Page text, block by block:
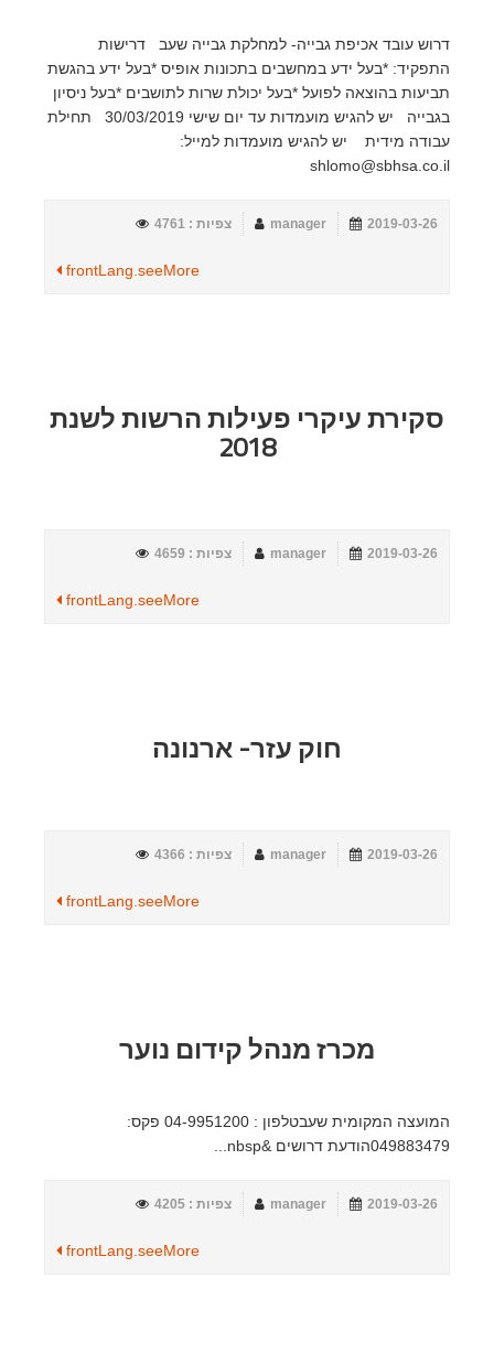
דרוש עובד אכיפת גבייה- למחלקת גבייה שעב דרישות
התפקיד: *בעל ידע במחשבים בתכונות אופיס *בעל ידע בהגשת
תביעות בהוצאה לפועל *בעל יכולת שרות לתושבים *בעל ניסיון
בגבייה יש להגיש מועמדות עד יום שישי 30/03/2019 תחילת
עבודה מידית יש להגיש מועמדות למייל:
shlomo@sbhsa.co.il
2019-03-26
manager צפיות : 4761
frontLang.seeMore
סקירת עיקרי פעילות הרשות לשנת
2018
2019-03-26
manager צפיות : 4659
frontLang.seeMore
חוק עזר- ארנונה
2019-03-26
manager צפיות : 4366
frontLang.seeMore
מכרז מנהל קידום נוער
המועצה המקומית שעבטלפון : 04-9951200 פקס:
049883479הודעת דרושים &nbsp...
2019-03-26
manager צפיות : 4205
frontLang.seeMore